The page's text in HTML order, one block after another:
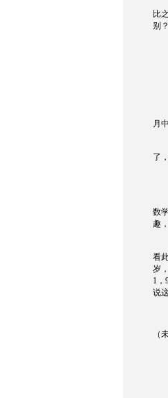
比
别？
月
了
数
趣
看
岁
1 ，
说
（